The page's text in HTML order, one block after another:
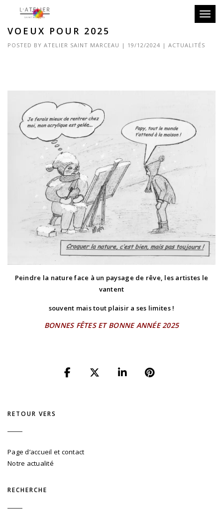
VOEUX POUR 2025
POSTED BY ATELIER SAINT MARCEAU | 19/12/2024 | ACTUALITÉS
Peindre la nature face à un paysage de rêve, les artistes le
vantent
souvent mais tout plaisir a ses limites !
BONNES FÊTES ET BONNE ANNÉE 2025
RETOUR VERS
Page d’accueil et contact
Notre actualité
RECHERCHE